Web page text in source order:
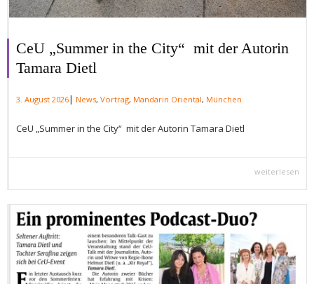
CeU „Summer in the City“ mit der Autorin
Tamara Dietl
3. August 2026| News, Vortrag, Mandarin Oriental, München
CeU „Summer in the City“ mit der Autorin Tamara Dietl
weiterlesen